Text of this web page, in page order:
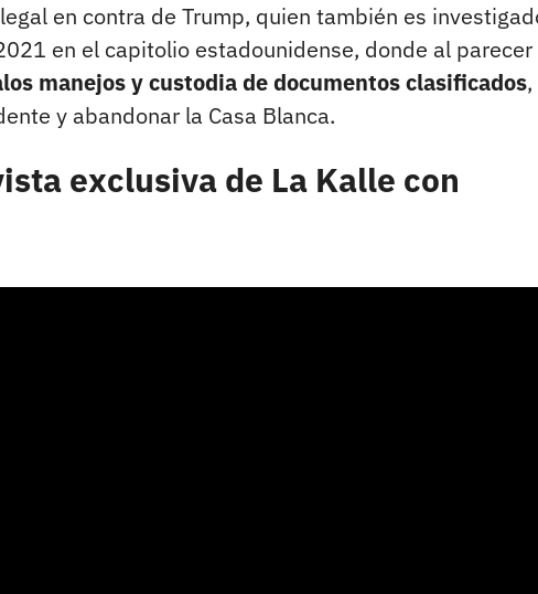
en contra de Trump, quien también es
en el capitolio estadounidense, donde al
manejos y custodia de documentos clasificados,
y abandonar la Casa Blanca.
exclusiva de La Kalle con